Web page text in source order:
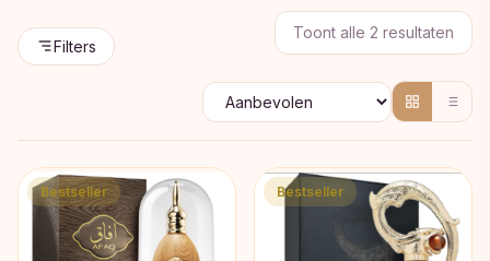
Filters
Toont alle 2 resultaten
op
Bestseller Bestseller